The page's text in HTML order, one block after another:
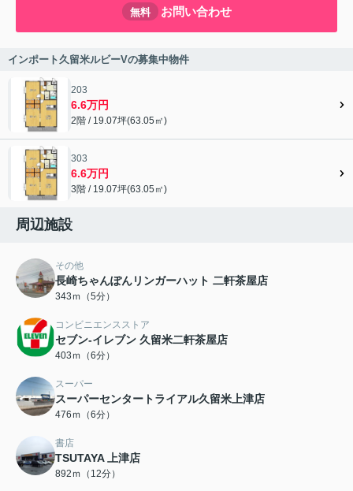
無料 お問い合わせ
インポート久留米ルビーVの募集中物件
203
6.6万円
2階 / 19.07坪(63.05㎡)
303
6.6万円
3階 / 19.07坪(63.05㎡)
周辺施設
その他
長崎ちゃんぽんリンガーハット 二軒茶屋店
343ｍ（5分）
コンビニエンスストア
セブン-イレブン 久留米二軒茶屋店
403ｍ（6分）
スーパー
スーパーセンタートライアル久留米上津店
476ｍ（6分）
書店
TSUTAYA 上津店
892ｍ（12分）